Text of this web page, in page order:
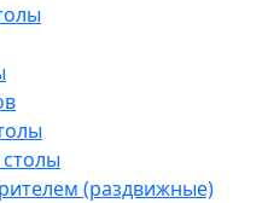
(раздвижные)